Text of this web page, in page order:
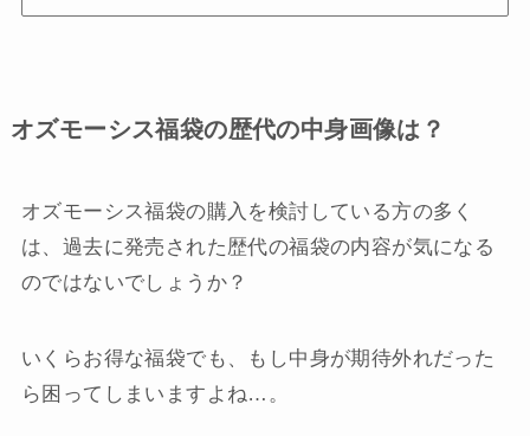
オズモーシス福袋の歴代の中身画像は？
オズモーシス福袋の購入を検討している方の多く
は、過去に発売された歴代の福袋の内容が気になる
のではないでしょうか？
いくらお得な福袋でも、もし中身が期待外れだった
ら困ってしまいますよね…。